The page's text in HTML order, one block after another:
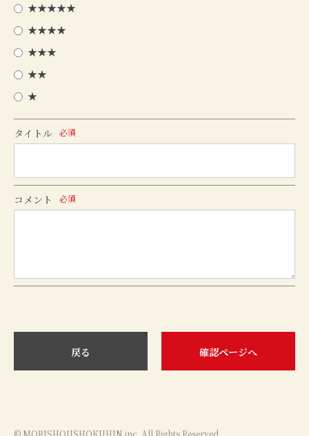
★★★★★
★★★★
★★★
★★
★
タイトル 必須
コメント 必須
確認ページへ
戻る